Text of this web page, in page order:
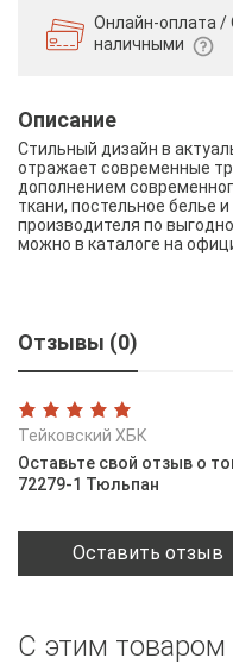
Онлайн-оплата /
наличными
Описание
Стильный дизайн в
отражает современные
дополнением
ткани, постельное белье
производителя по
можно в каталоге на
Отзывы (0)
Тейковский ХБК
Оставьте свой отзыв о
72279-1 Тюльпан
Оставить отзыв
С этим товаром